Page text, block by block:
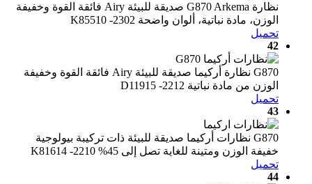
نظارة G870 Arkema صديقة للبيئة Airy فائقة القوة وخفيفة
الوزن، مادة نباتية، ألوان واضحة K85510 -2302
تحميل
42
G870 نظارة أركيما ​​صديقة للبيئة Airy فائقة القوة وخفيفة
الوزن من مادة نباتية D11915 -2212
تحميل
43
G870 نظارات أركيما ​​صديقة للبيئة ذات تركيبة بيولوجية
خفيفة الوزن ومتينة للغاية تصل إلى 45% K81614 -2210
تحميل
44